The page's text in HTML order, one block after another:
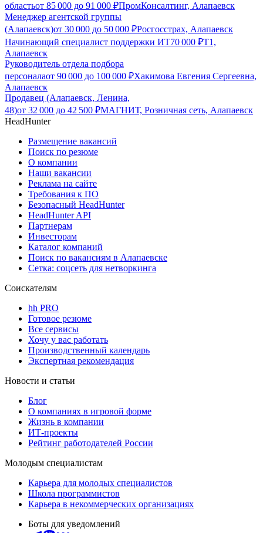
областьот 85 000 до 91 000 ₽ПромКонсалтинг, Алапаевск
Менеджер агентской группы
(Алапаевск)от 30 000 до 50 000 ₽Росгосстрах, Алапаевск
Начинающий специалист поддержки ИТ70 000 ₽Т1,
Алапаевск
Руководитель отдела подбора
персоналаот 90 000 до 100 000 ₽Хакимова Евгения Сергеевна,
Алапаевск
Продавец (Алапаевск, Ленина,
48)от 32 000 до 42 500 ₽МАГНИТ, Розничная сеть, Алапаевск
HeadHunter
Размещение вакансий
Поиск по резюме
О компании
Наши вакансии
Реклама на сайте
Требования к ПО
Безопасный HeadHunter
HeadHunter API
Партнерам
Инвесторам
Каталог компаний
Поиск по вакансиям в Алапаевске
Сетка: соцсеть для нетворкинга
Соискателям
hh PRO
Готовое резюме
Все сервисы
Хочу у вас работать
Производственный календарь
Экспертная рекомендация
Новости и статьи
Блог
О компаниях в игровой форме
Жизнь в компании
ИТ-проекты
Рейтинг работодателей России
Молодым специалистам
Карьера для молодых специалистов
Школа программистов
Карьера в некоммерческих организациях
Боты для уведомлений